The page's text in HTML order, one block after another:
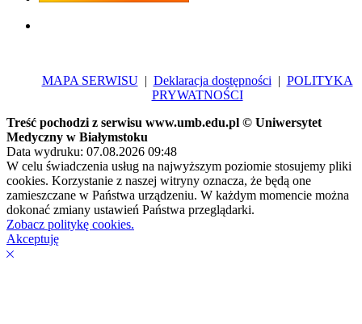
MAPA SERWISU| Deklaracja dostępności | POLITYKA
PRYWATNOŚCI
Treść pochodzi z serwisu www.umb.edu.pl © Uniwersytet
Medyczny w Białymstoku
Data wydruku: 07.08.2026 09:48
W celu świadczenia usług na najwyższym poziomie stosujemy pliki
cookies. Korzystanie z naszej witryny oznacza, że będą one
zamieszczane w Państwa urządzeniu. W każdym momencie można
dokonać zmiany ustawień Państwa przeglądarki.
Zobacz politykę cookies.
Akceptuję